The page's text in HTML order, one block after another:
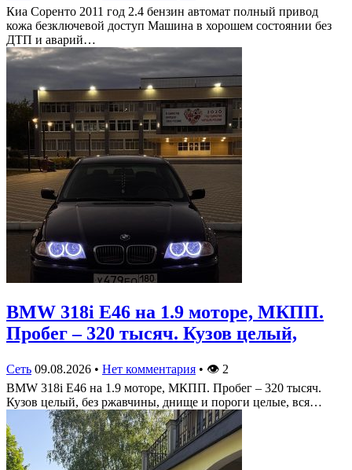
Киа Соренто 2011 год 2.4 бензин автомат полный привод
кожа безключевой доступ Машина в хорошем состоянии без
ДТП и аварий…
BMW 318i E46 на 1.9 моторе, МКПП.
Пробег – 320 тысяч. Кузов целый,
Сеть 09.08.2026 • Нет комментария • 👁 2
BMW 318i E46 на 1.9 моторе, МКПП. Пробег – 320 тысяч.
Кузов целый, без ржавчины, днище и пороги целые, вся…